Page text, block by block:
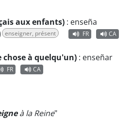
aux enfants) : enseña
enseigner, présent FR CA
chose à quelqu'un) : enseñar
FR CA
à la Reine"